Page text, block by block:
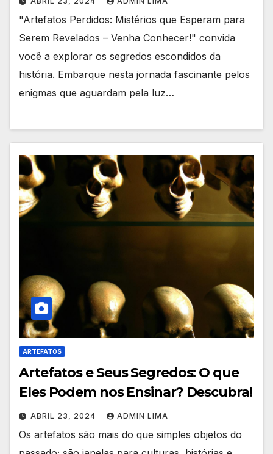
"Artefatos Perdidos: Mistérios que Esperam para
Serem Revelados – Venha Conhecer!" convida
você a explorar os segredos escondidos da
história. Embarque nesta jornada fascinante pelos
enigmas que aguardam pela luz…
ARTEFATOS
Artefatos e Seus Segredos: O que
Eles Podem nos Ensinar? Descubra!
ABRIL 23, 2024 ADMIN LIMA
Os artefatos são mais do que simples objetos do